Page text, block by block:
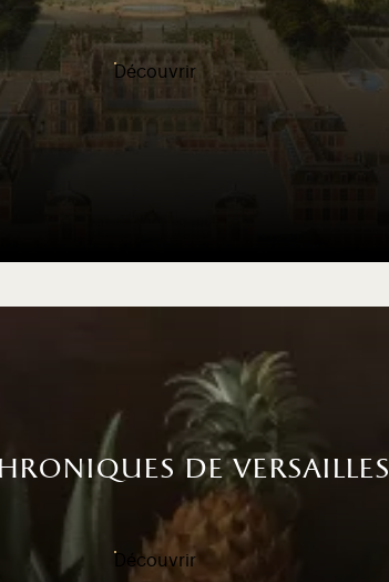
Découvrir
de versailles
Découvrir